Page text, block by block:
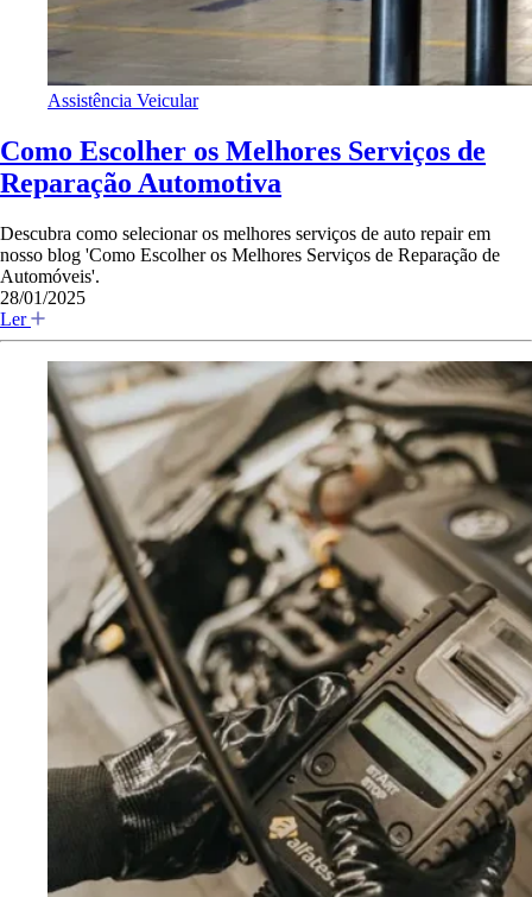
Assistência Veicular
Como Escolher os Melhores Serviços de
Reparação Automotiva
Descubra como selecionar os melhores serviços de auto repair em
nosso blog 'Como Escolher os Melhores Serviços de Reparação de
Automóveis'.
28/01/2025
Ler